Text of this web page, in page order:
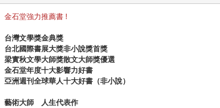
金石堂強力推薦書 !
台灣文學獎金典獎
台北國際書展大獎非小說獎首獎
梁實秋文學大師獎散文大師獎優選
金石堂年度十大影響力好書
亞洲週刊全球華人十大好書（非小說）
藝術大師 人生代表作